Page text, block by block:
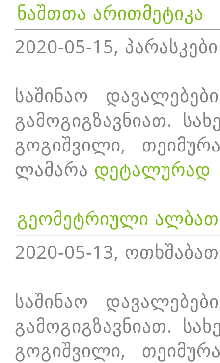
ნაშთთა არითმეტიკა
2020-05-15, პარასკები
საშინაო
გამოგიგზავნიათ.
გოგიშვილი,
ლამარა დეტალურად
გეომეტრიული
2020-05-13,
საშინაო
გამოგიგზავნიათ.
გოგიშვილი,